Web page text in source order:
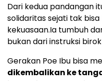
Dari kedua pandangan
solidaritas sejati tak
kekuasaan.Ia tumbuh
bukan dari instruksi
Gerakan Poe Ibu bisa
dikembalikan ke